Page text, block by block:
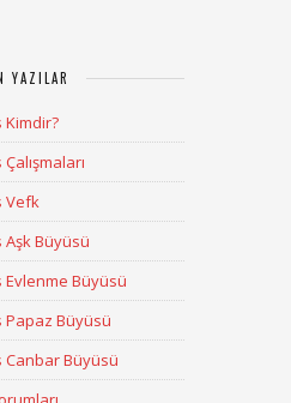
YAZILAR
Kimdir?
Vefk
Büyüsü
Büyüsü
Papaz Büyüsü
Canbar Büyüsü